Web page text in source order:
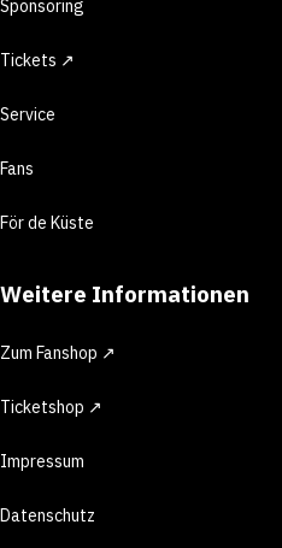
Sponsoring
Tickets ↗
Service
Fans
För de Küste
Weitere Informationen
Zum Fanshop ↗
Ticketshop ↗
Impressum
Datenschutz